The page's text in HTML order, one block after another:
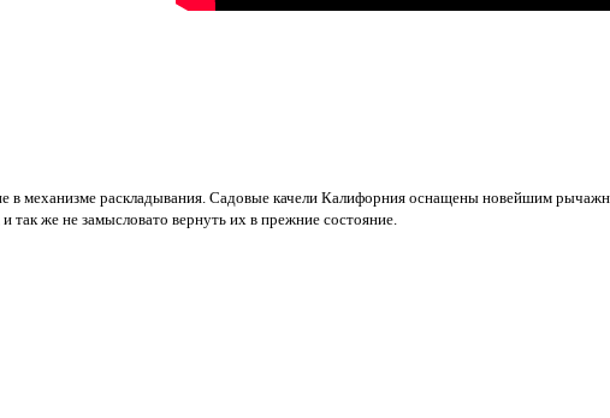
в механизме раскладывания. Садовые качели Калифорния оснащены новейшим
так же не замысловато вернуть их в прежние состояние.